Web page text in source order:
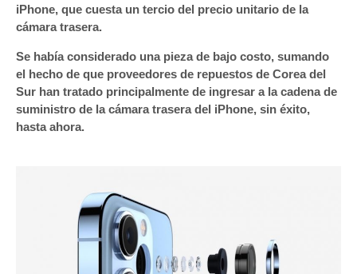
iPhone, que cuesta un tercio del precio unitario de la
cámara trasera.
Se había considerado una pieza de bajo costo, sumando
el hecho de que proveedores de repuestos de Corea del
Sur han tratado principalmente de ingresar a la cadena de
suministro de la cámara trasera del iPhone, sin éxito,
hasta ahora.